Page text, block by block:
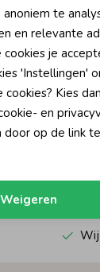
Hoe we
Wij
te
en relevante
je
'Instellingen'
Kies
en
op de link
Weigeren